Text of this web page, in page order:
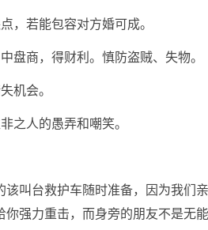
，若能包容对方婚可成。
盘商，得财利。慎防盗贼、失物。
机会。
之人的愚弄和嘲笑。
叫台救护车随时准备，因为我们
强力重击，而身旁的朋友不是无